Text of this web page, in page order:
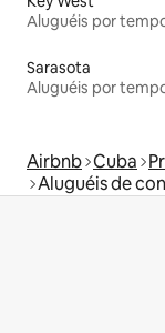
Aluguéis por
Sarasota
Aluguéis por
Airbnb Cuba
Aluguéis de